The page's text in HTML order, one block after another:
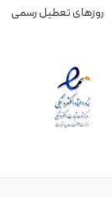
روزهای تعطیل رسمی